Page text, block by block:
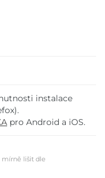
instalace
pro Android a iOS.
mírně lišit dle